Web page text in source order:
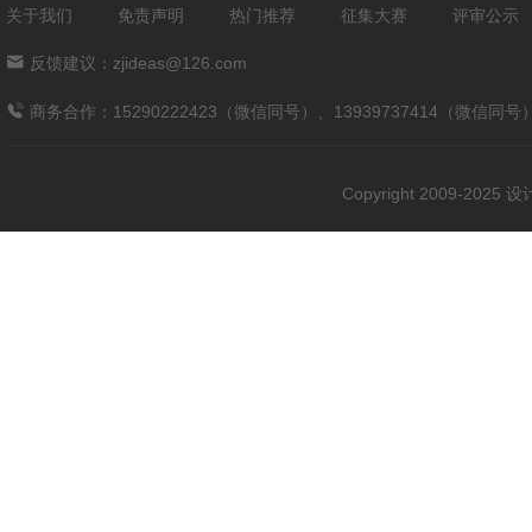
关于我们 免责声明 热门推荐 征集大赛 评审公示
反馈建议：zjideas@126.com
商务合作：15290222423（微信同号）、13939737414（微信同号
Copyright 2009-2025 设